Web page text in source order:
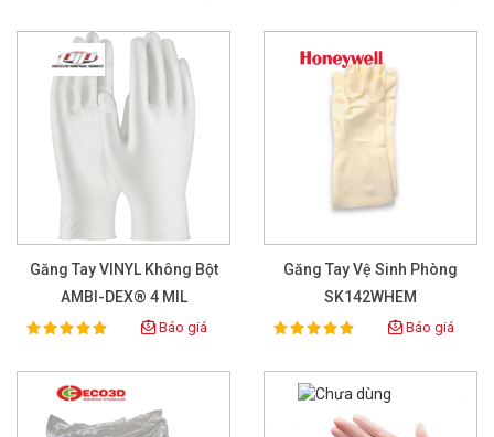
Găng Tay VINYL Không Bột
AMBI-DEX® 4 MIL
Rating:
100% Báo giá
Găng Tay Vệ Sinh Phòng
SK142WHEM
Rating:
100% Báo giá